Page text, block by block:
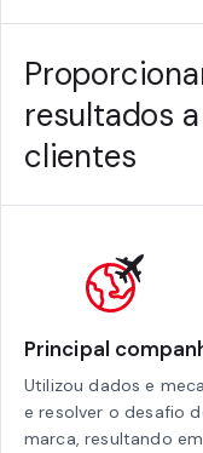
resultados
clientes
Principal
Utilizou dados e
e resolver o desafio
marca, resultando